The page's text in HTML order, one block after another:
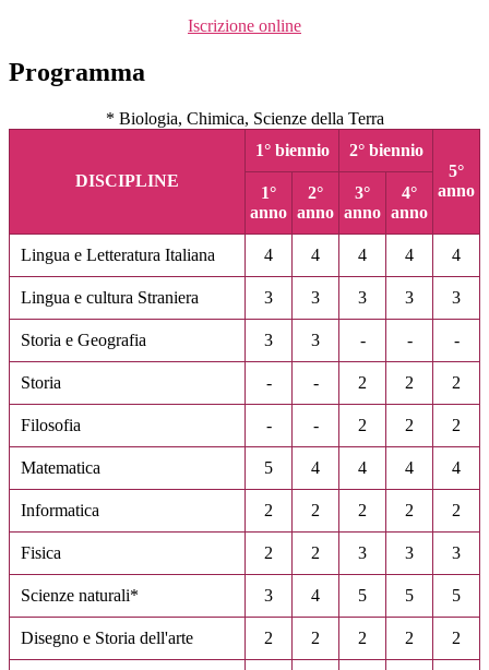
Iscrizione online
Programma
* Biologia, Chimica, Scienze della Terra
DISCIPLINE
1° biennio
2° biennio
5°
anno
1°
anno
2°
anno
3°
anno
4°
anno
Lingua e Letteratura Italiana 4 4 4 4 4
Lingua e cultura Straniera 3 3 3 3 3
Storia e Geografia 3 3 - - -
Storia - - 2 2 2
Filosofia - - 2 2 2
Matematica 5 4 4 4 4
Informatica 2 2 2 2 2
Fisica 2 2 3 3 3
Scienze naturali* 3 4 5 5 5
Disegno e Storia dell'arte 2 2 2 2 2